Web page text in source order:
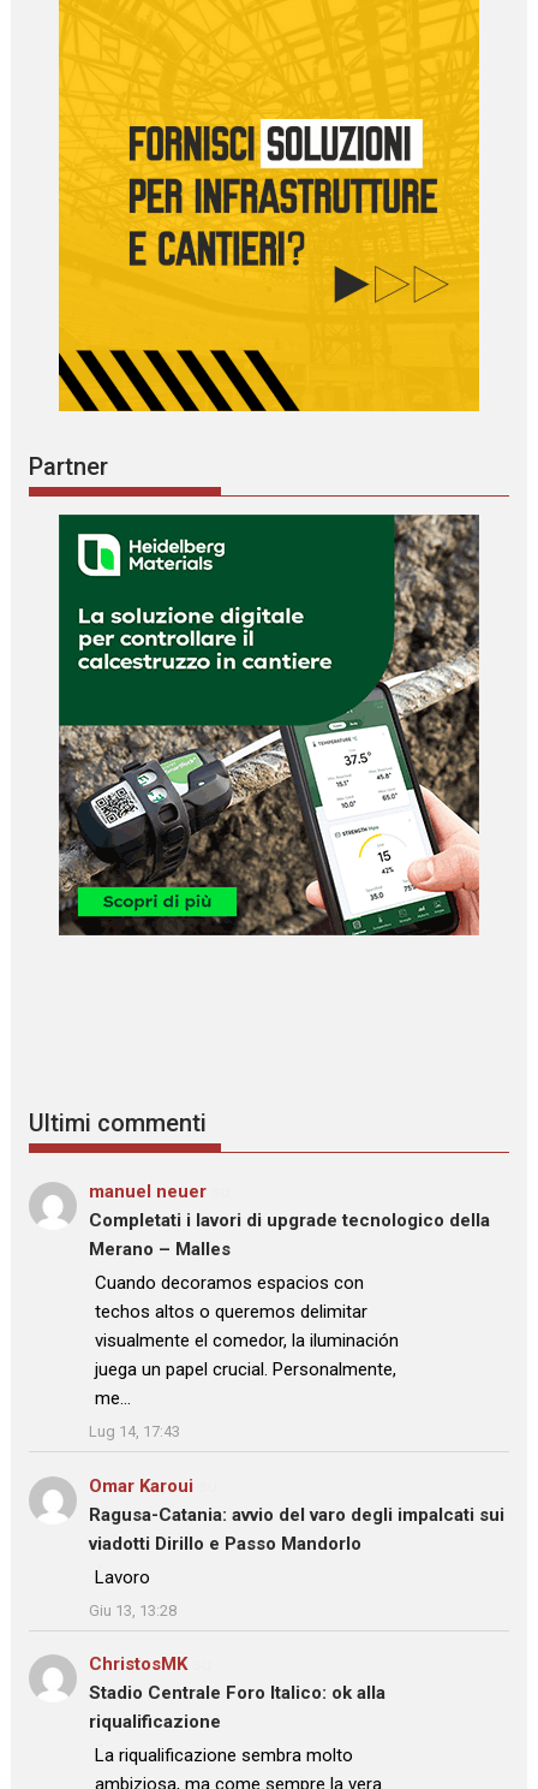
Partner
Ultimi commenti
manuel neuer
Completati i lavori di upgrade tecnologico della
Merano – Malles
: “
Cuando decoramos espacios con
techos altos o queremos delimitar
visualmente el comedor, la iluminación
juega un papel crucial. Personalmente,
me…
”
Lug 14, 17:43
Omar Karoui
Ragusa-Catania: avvio del varo degli impalcati sui
viadotti Dirillo e Passo Mandorlo
: “Lavoro
”
Giu 13, 13:28
ChristosMKsu
Stadio Centrale Foro Italico: ok alla
riqualificazione
: “La riqualificazione sembra molto
ambiziosa, ma come sempre la vera